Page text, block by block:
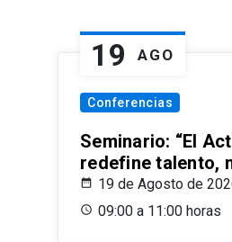
19 AGO
Conferencias
Seminario: “El
redefine talento,
19 de Agosto de
09:00 a 11:00 horas